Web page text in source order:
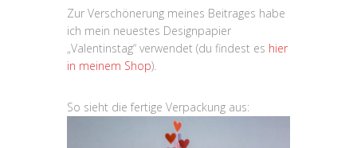
Zur Verschönerung meines Beitrages habe
ich mein neuestes Designpapier
„Valentinstag“ verwendet (du findest es hier
in meinem Shop).
So sieht die fertige Verpackung aus: